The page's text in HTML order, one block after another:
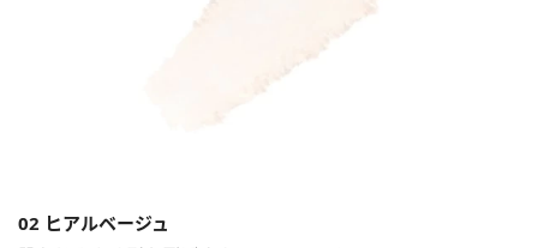
02 ヒアルベージュ